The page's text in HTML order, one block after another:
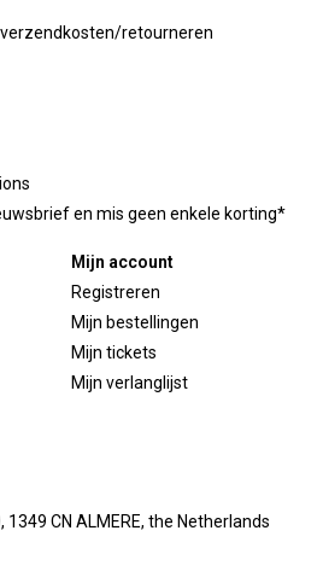
retourneren
en mis geen enkele korting*
Mijn account
Registreren
Mijn bestellingen
Mijn tickets
Mijn verlanglijst
1349 CN ALMERE, the Netherlands